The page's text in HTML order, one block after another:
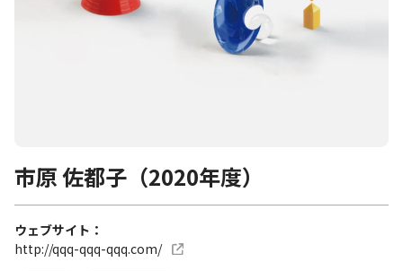
市原 佐都子（2020年度）
ウェブサイト
http://qqq-qqq-qqq.com/